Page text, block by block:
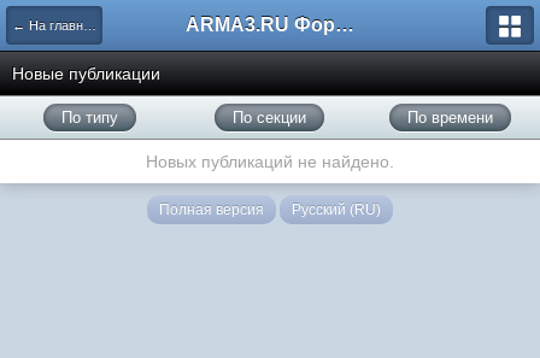
← На главную ARMA3.RU Форум
Новые публикации
По типу По секции По времени
Новых публикаций не найдено.
Полная версия Русский (RU)